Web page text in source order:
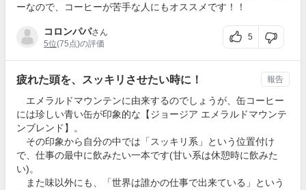
ーなので、コーヒーが苦手な人にもオススメです！！
コロンパパさん
5位(75点)の評価
5
疲れた頭を、スッキリさせたい時に！
エメラルドマウンテンに由来するのでしょうが、缶コーヒー
には珍しい青い缶が印象的な【ジョージア エメラルドマウンテ
ンブレンド】。
その印象から自分の中では「スッキリ系」という位置付け
で、仕事の最中に飲みたい一本です(甘い系は休憩時に飲みた
い)。
また味以外にも、「世界は誰かの仕事で出来ている」という
報告